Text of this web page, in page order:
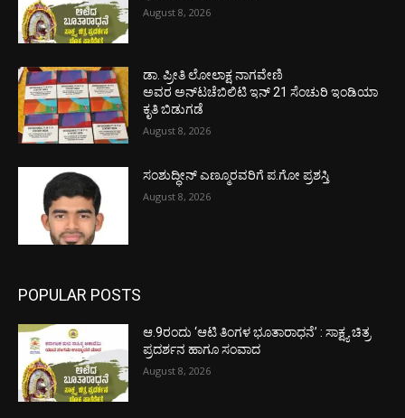
August 8, 2026
ಡಾ. ಪ್ರೀತಿ ಲೋಲಾಕ್ಷ ನಾಗವೇಣಿ
ಅವರ ಅನ್‌ಟಚೆಬಿಲಿಟಿ ಇನ್ 21 ಸೆಂಚುರಿ ಇಂಡಿಯಾ
ಕೃತಿ ಬಿಡುಗಡೆ
August 8, 2026
ಸಂಶುದ್ಧೀನ್ ಎಣ್ಮೂರವರಿಗೆ ಪ.ಗೋ ಪ್ರಶಸ್ತಿ
August 8, 2026
POPULAR POSTS
ಆ.9ರಂದು ‘ಆಟಿ ತಿಂಗಳ ಭೂತಾರಾಧನೆ’ : ಸಾಕ್ಷ್ಯ ಚಿತ್ರ
ಪ್ರದರ್ಶನ ಹಾಗೂ ಸಂವಾದ
August 8, 2026